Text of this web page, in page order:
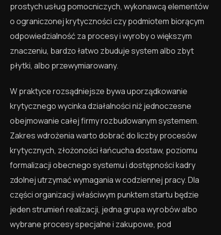
prostych usług pomocniczych, wykonawcą elementów
o ograniczonej krytyczności czy podmiotem biorącym
odpowiedzialność za procesy i wyroby o większym
znaczeniu, bardzo łatwo zbuduje system albo zbyt
płytki, albo przewymiarowany.
W praktyce rozsądniejsze bywa uporządkowanie
krytycznego wycinka działalności niż jednoczesne
obejmowanie całej firmy rozbudowanym systemem.
Zakres wdrożenia warto dobrać do liczby procesów
krytycznych, złożoności łańcucha dostaw, poziomu
formalizacji obecnego systemu i dostępności kadry
zdolnej utrzymać wymagania w codziennej pracy. Dla
części organizacji właściwym punktem startu będzie
jeden strumień realizacji, jedna grupa wyrobów albo
wybrane procesy specjalne i zakupowe, pod